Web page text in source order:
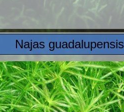
Najas guadalupensis